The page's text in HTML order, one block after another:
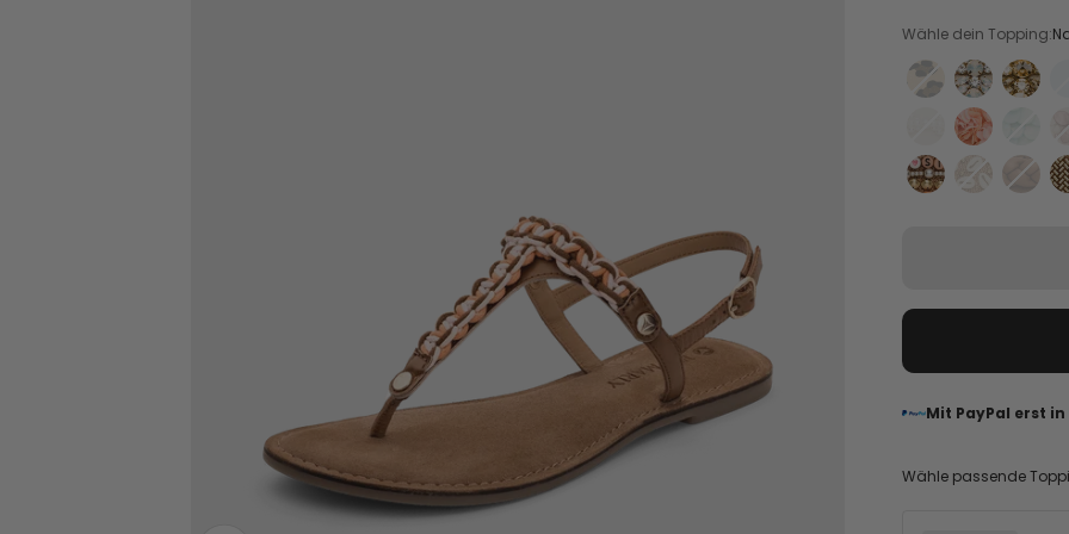
Wähle dein Topping:
Animal Print - Leo
Brilliant Life -
Pearl Bow - Crema
Soft Flower -
Happy Charms -
Boho
Mit PayPal erst
Wähle passende